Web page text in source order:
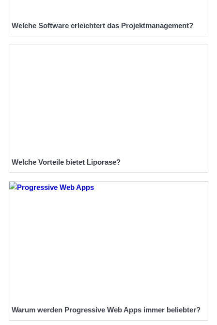
Welche Software erleichtert das Projektmanagement?
Welche Vorteile bietet Liporase?
Warum werden Progressive Web Apps immer beliebter?